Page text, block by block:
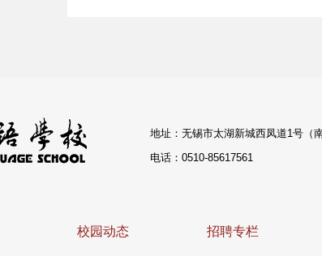
地址：无锡市太湖新城西凤道1号（
电话：0510-85617561
校园动态 招聘专栏